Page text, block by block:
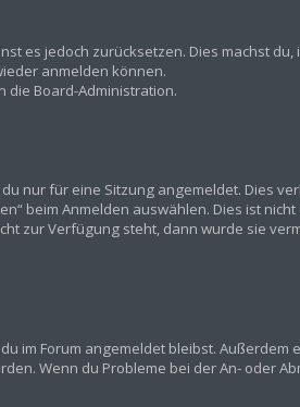
es jedoch zurücksetzen. Dies machst
anmelden können.
die Board-Administration.
nur für eine Sitzung angemeldet. Dies
beim Anmelden auswählen. Dies ist
zur Verfügung steht, dann wurde sie
im Forum angemeldet bleibst.
Wenn du Probleme bei der An- oder